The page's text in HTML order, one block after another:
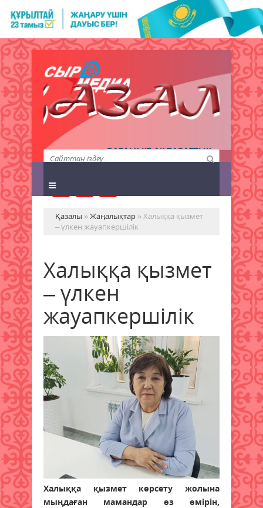
QAZALY.KZ АҚПАРАТТЫҚ
АГЕНТТІГІ
Қазалы »Жаңалықтар » Халыққа қызмет
– үлкен жауапкершілік
Халыққа қызмет
– үлкен
жауапкершілік
Халыққа қызмет көрсету жолына
мыңдаған мамандар өз өмірін,